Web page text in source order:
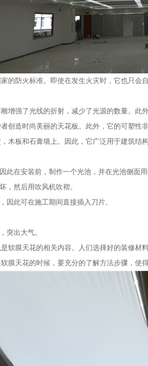
的防火标准。即使在发生火灾时，它也只
增强了光线的折射，减少了光源的数量。此
创造时尚美丽的天花板。此外，它的可塑性
木板和石膏墙上。因此，它广泛用于建筑结构
此在安装前，制作一个光池，并在光池侧面用
，然后用吹风机吹褶。
因此可在施工期间直接插入刀片。
突出大气。
软膜天花的相关内容。人们选择好的装修材
膜天花的时候，要充分的了解方法步骤，使